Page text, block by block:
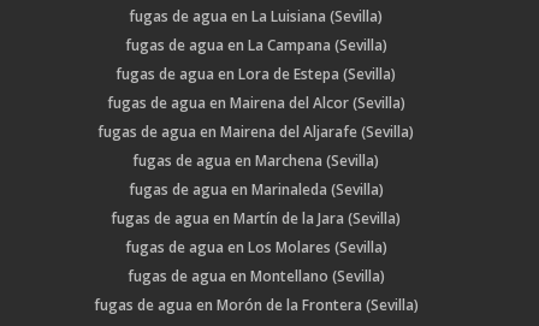
fugas de agua en La Luisiana (Sevilla)
fugas de agua en La Campana (Sevilla)
fugas de agua en Lora de Estepa (Sevilla)
fugas de agua en Mairena del Alcor (Sevilla)
fugas de agua en Mairena del Aljarafe (Sevilla)
fugas de agua en Marchena (Sevilla)
fugas de agua en Marinaleda (Sevilla)
fugas de agua en Martín de la Jara (Sevilla)
fugas de agua en Los Molares (Sevilla)
fugas de agua en Montellano (Sevilla)
fugas de agua en Morón de la Frontera (Sevilla)